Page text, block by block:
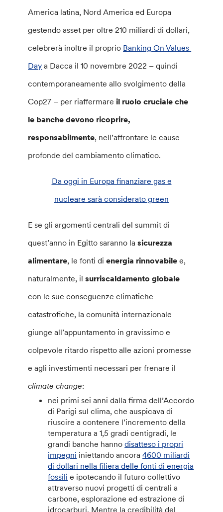
America latina, Nord America ed Europa
gestendo asset per oltre 210 miliardi di dollari,
celebrerà inoltre il proprio Banking On Values ​​
Day a Dacca il 10 novembre 2022 – quindi
contemporaneamente allo svolgimento della
Cop27 – per riaffermareil ruolo cruciale che
le banche devono ricoprire,
responsabilmente, nell’affrontare le cause
profonde del cambiamento climatico.
Da oggi in Europa finanziare gas e
nucleare sarà considerato green
E se gli argomenti centrali del summit di
quest’anno in Egitto saranno lasicurezza
alimentare, le fonti dienergia rinnovabile e,
naturalmente, ilsurriscaldamento globale
con le sue conseguenze climatiche
catastrofiche, la comunità internazionale
giunge all’appuntamento in gravissimo e
colpevole ritardo rispetto alle azioni promesse
e agli investimenti necessari per frenare il
climate change:
nei primi sei anni dalla firma dell’Accordo
di Parigi sul clima, che auspicava di
riuscire a contenere l’incremento della
temperatura a 1,5 gradi centigradi, le
grandi banche hannodisatteso i propri
impegni iniettando ancora4600 miliardi
di dollari nella filiera delle fonti di energia
fossili e ipotecando il futuro collettivo
attraverso nuovi progetti di centrali a
carbone, esplorazione ed estrazione di
idrocarburi. Mentre la credibilità del